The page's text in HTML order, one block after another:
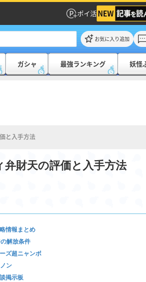
ポイ活
お気に入り追加
ガシャ 最強ランキング 妖怪
と入手方法
弁財天の評価と入手方法
情報まとめ
解放条件
ズ超ニャンボ
ン
掲示板